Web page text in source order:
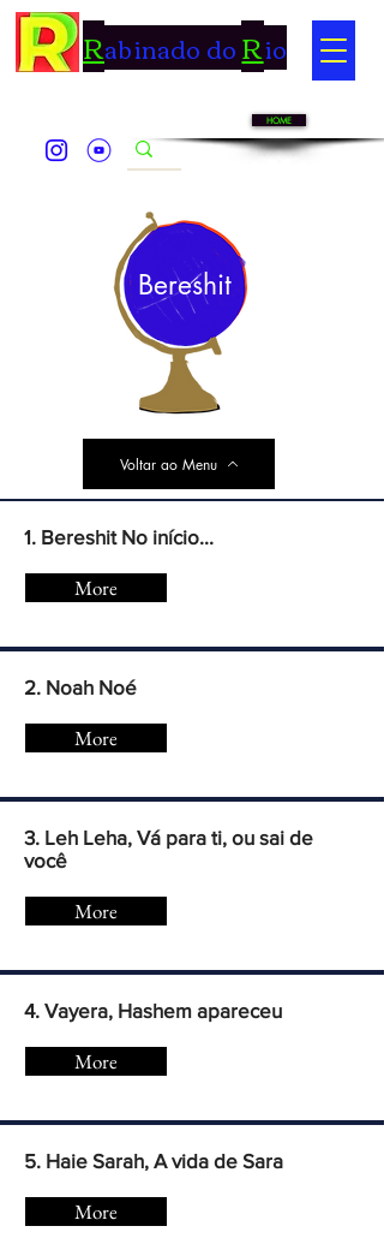
Rabinado doRio
HOME
Bereshit
Voltar ao Menu
1. Bereshit No início...
More
2. Noah Noé
More
3. Leh Leha, Vá para ti, ou sai de
você
More
4. Vayera, Hashem apareceu
More
5. Haie Sarah, A vida de Sara
More